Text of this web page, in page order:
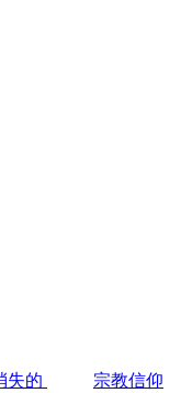
失的 宗教信仰